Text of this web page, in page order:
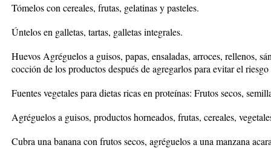
Tómelos con cereales, frutas, gelatinas y pasteles.
Úntelos en galletas, tartas, galletas integrales.
Huevos Agréguelos a guisos, papas, ensaladas, arroces, rellenos,
cocción de los productos después de agregarlos para evitar el
Fuentes vegetales para dietas ricas en proteínas: Frutos secos,
Agréguelos a guisos, productos horneados, frutas, cereales,
Cubra una banana con frutos secos, agréguelos a una manzana